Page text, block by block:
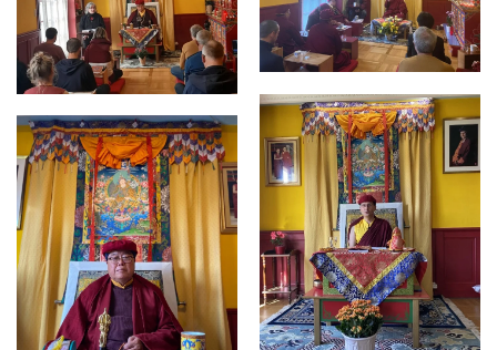
AGRANDIR
AGRANDIR
AGRANDIR